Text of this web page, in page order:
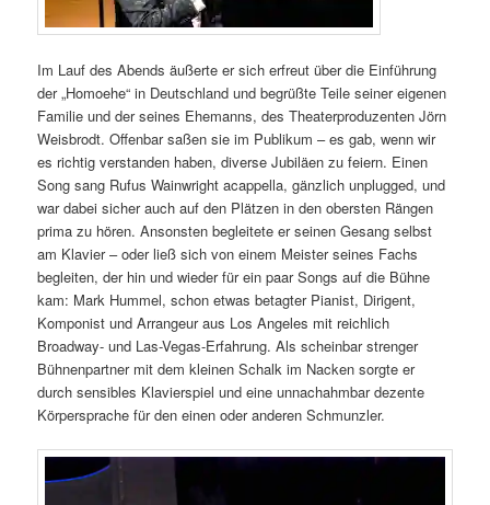
Im Lauf des Abends äußerte er sich erfreut über die Einführung
der „Homoehe“ in Deutschland und begrüßte Teile seiner eigenen
Familie und der seines Ehemanns, des Theaterproduzenten Jörn
Weisbrodt. Offenbar saßen sie im Publikum – es gab, wenn wir
es richtig verstanden haben, diverse Jubiläen zu feiern. Einen
Song sang Rufus Wainwright acappella, gänzlich unplugged, und
war dabei sicher auch auf den Plätzen in den obersten Rängen
prima zu hören. Ansonsten begleitete er seinen Gesang selbst
am Klavier – oder ließ sich von einem Meister seines Fachs
begleiten, der hin und wieder für ein paar Songs auf die Bühne
kam: Mark Hummel, schon etwas betagter Pianist, Dirigent,
Komponist und Arrangeur aus Los Angeles mit reichlich
Broadway- und Las-Vegas-Erfahrung. Als scheinbar strenger
Bühnenpartner mit dem kleinen Schalk im Nacken sorgte er
durch sensibles Klavierspiel und eine unnachahmbar dezente
Körpersprache für den einen oder anderen Schmunzler.